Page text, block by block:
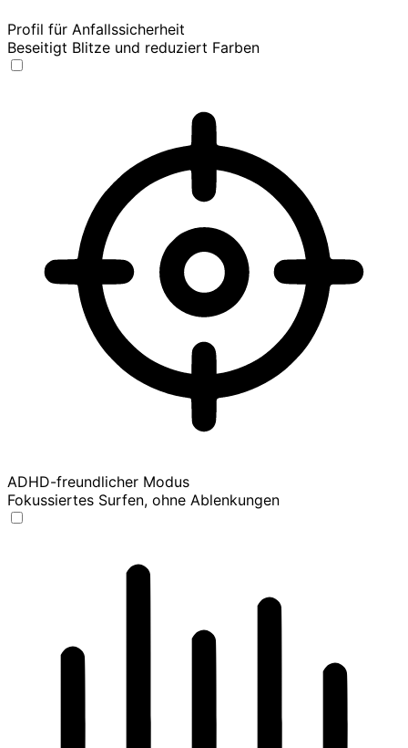
Profil für Anfallssicherheit
Beseitigt Blitze und reduziert Farben
ADHD-freundlicher Modus
Fokussiertes Surfen, ohne Ablenkungen